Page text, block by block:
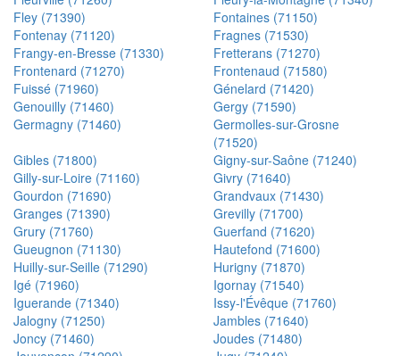
Fley (71390)
Fontaines (71150)
Fontenay (71120)
Fragnes (71530)
Frangy-en-Bresse (71330)
Fretterans (71270)
Frontenard (71270)
Frontenaud (71580)
Fuissé (71960)
Génelard (71420)
Genouilly (71460)
Gergy (71590)
Germagny (71460)
Germolles-sur-Grosne
(71520)
Gibles (71800)
Gigny-sur-Saône (71240)
Gilly-sur-Loire (71160)
Givry (71640)
Gourdon (71690)
Grandvaux (71430)
Granges (71390)
Grevilly (71700)
Grury (71760)
Guerfand (71620)
Gueugnon (71130)
Hautefond (71600)
Huilly-sur-Seille (71290)
Hurigny (71870)
Igé (71960)
Igornay (71540)
Iguerande (71340)
Issy-l'Évêque (71760)
Jalogny (71250)
Jambles (71640)
Joncy (71460)
Joudes (71480)